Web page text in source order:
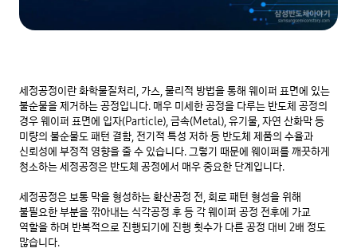
세정공정이란 화학물질처리, 가스, 물리적 방법을 통해 웨이퍼 표면에 있는
불순물을 제거하는 공정입니다. 매우 미세한 공정을 다루는 반도체 공정의
경우 웨이퍼 표면에 입자(Particle), 금속(Metal), 유기물, 자연 산화막 등
미량의 불순물도 패턴 결함, 전기적 특성 저하 등 반도체 제품의 수율과
신뢰성에 부정적 영향을 줄 수 있습니다. 그렇기 때문에 웨이퍼를 깨끗하게
청소하는 세정공정은 반도체 공정에서 매우 중요한 단계입니다.
세정공정은 보통 막을 형성하는 확산공정 전, 회로 패턴 형성을 위해
불필요한 부분을 깎아내는 식각공정 후 등 각 웨이퍼 공정 전후에 가교
역할을 하며 반복적으로 진행되기에 진행 횟수가 다른 공정 대비 2배 정도
많습니다.